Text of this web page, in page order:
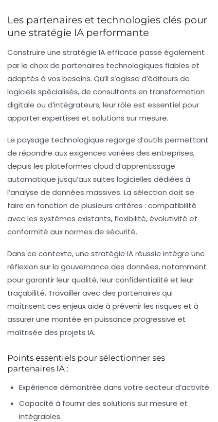
Les partenaires et technologies clés pour
une stratégie IA performante
Construire une stratégie IA efficace passe également
par le choix de partenaires technologiques fiables et
adaptés à vos besoins. Qu’il s’agisse d’éditeurs de
logiciels spécialisés, de consultants en transformation
digitale ou d’intégrateurs, leur rôle est essentiel pour
apporter expertises et solutions sur mesure.
Le paysage technologique regorge d’outils permettant
de répondre aux exigences variées des entreprises,
depuis les plateformes cloud d’apprentissage
automatique jusqu’aux suites logicielles dédiées à
l’analyse de données massives. La sélection doit se
faire en fonction de plusieurs critères : compatibilité
avec les systèmes existants, flexibilité, évolutivité et
conformité aux normes de sécurité.
Dans ce contexte, une stratégie IA réussie intègre une
réflexion sur la gouvernance des données, notamment
pour garantir leur qualité, leur confidentialité et leur
traçabilité. Travailler avec des partenaires qui
maîtrisent ces enjeux aide à prévenir les risques et à
assurer une montée en puissance progressive et
maîtrisée des projets IA.
Points essentiels pour sélectionner ses
partenaires IA :
Expérience démontrée dans votre secteur d’activité.
Capacité à fournir des solutions sur mesure et
intégrables.